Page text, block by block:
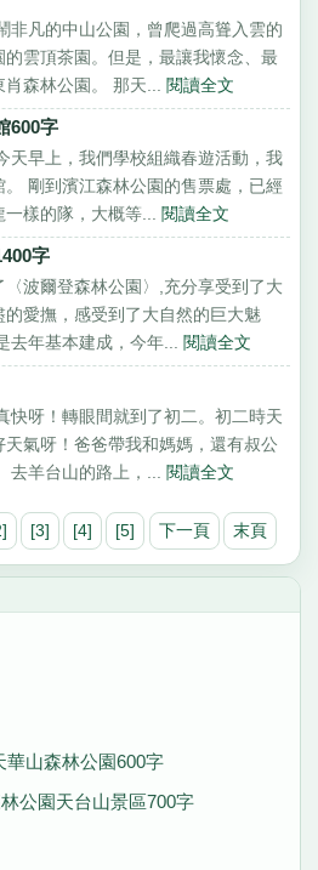
非凡的中山公園，曾爬過高聳入雲的
雲頂茶園。但是，最讓我懷念、最
森林公園。 那天... 閱讀全文
600字
天早上，我們學校組織春遊活動，我
剛到濱江森林公園的售票處，已經
樣的隊，大概等... 閱讀全文
字
波爾登森林公園〉,充分享受到了大
愛撫，感受到了大自然的巨大魅
去年基本建成，今年... 閱讀全文
快呀！轉眼間就到了初二。初二時天
氣呀！爸爸帶我和媽媽，還有叔公
去羊台山的路上，... 閱讀全文
[3] [4] [5] 下一頁 末頁
山森林公園600字
公園天台山景區700字